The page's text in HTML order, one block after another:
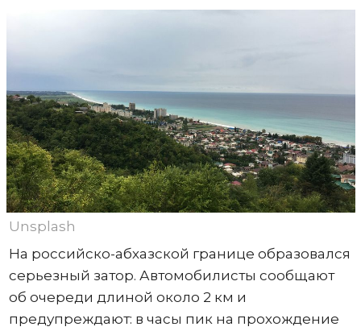
Unsplash
На российско-абхазской границе образовался
серьезный затор. Автомобилисты сообщают
об очереди длиной около 2 км и
предупреждают: в часы пик на прохождение